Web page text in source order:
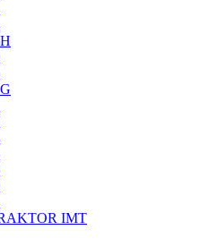
IMT